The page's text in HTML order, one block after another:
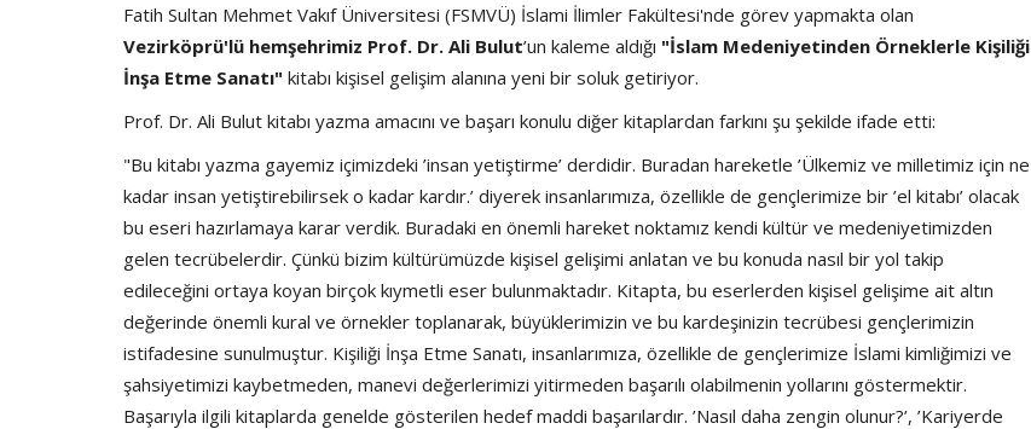
Fatih Sultan Mehmet Vakıf Üniversitesi (FSMVÜ) İslami İlimler Fakültesi'nde görev yapmakta olan
Vezirköprü'lü hemşehrimiz Prof. Dr. Ali Bulut’un kaleme aldığı "İslam Medeniyetinden Örneklerle Kişiliği
İnşa Etme Sanatı" kitabı kişisel gelişim alanına yeni bir soluk getiriyor.
Prof. Dr. Ali Bulut kitabı yazma amacını ve başarı konulu diğer kitaplardan farkını şu şekilde ifade etti:
"Bu kitabı yazma gayemiz içimizdeki ’insan yetiştirme’ derdidir. Buradan hareketle ’Ülkemiz ve milletimiz için ne
kadar insan yetiştirebilirsek o kadar kardır.’ diyerek insanlarımıza, özellikle de gençlerimize bir ’el kitabı’ olacak
bu eseri hazırlamaya karar verdik. Buradaki en önemli hareket noktamız kendi kültür ve medeniyetimizden
gelen tecrübelerdir. Çünkü bizim kültürümüzde kişisel gelişimi anlatan ve bu konuda nasıl bir yol takip
edileceğini ortaya koyan birçok kıymetli eser bulunmaktadır. Kitapta, bu eserlerden kişisel gelişime ait altın
değerinde önemli kural ve örnekler toplanarak, büyüklerimizin ve bu kardeşinizin tecrübesi gençlerimizin
istifadesine sunulmuştur. Kişiliği İnşa Etme Sanatı, insanlarımıza, özellikle de gençlerimize İslami kimliğimizi ve
şahsiyetimizi kaybetmeden, manevi değerlerimizi yitirmeden başarılı olabilmenin yollarını göstermektir.
Başarıyla ilgili kitaplarda genelde gösterilen hedef maddi başarılardır. ’Nasıl daha zengin olunur?’, ’Kariyerde